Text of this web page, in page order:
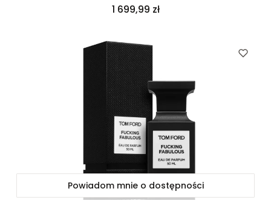
Cena
1 699,99 zł
Powiadom mnie o dostępności